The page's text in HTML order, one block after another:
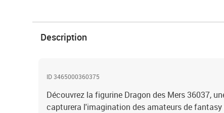
Description
ID 3465000360375
Découvrez la figurine Dragon des Mers 36037,
capturera l'imagination des amateurs de fantasy